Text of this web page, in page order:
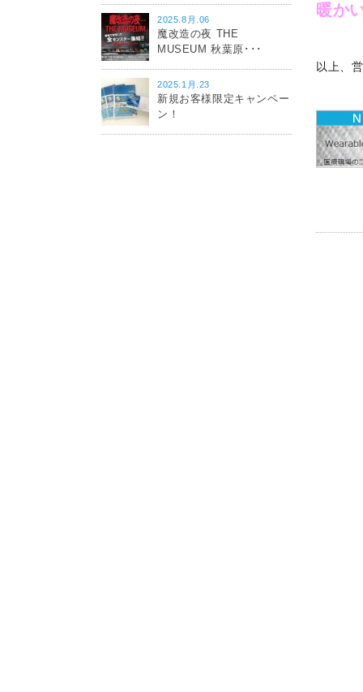
暖か
以上、
2025.8月.06
魔改造の夜 THE
MUSEUM 秋葉原･･･
2025.1月.23
新規お客様限定キャンペー
ン！